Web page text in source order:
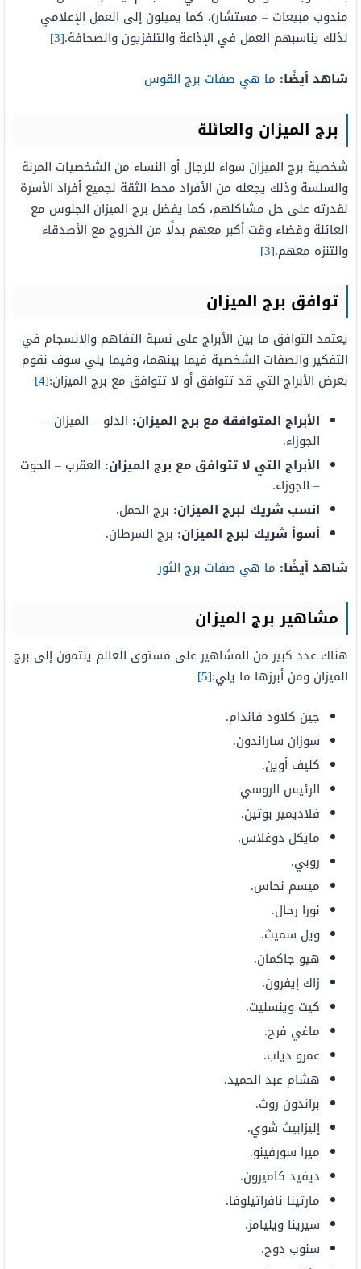
مندوب مبيعات – مستشار)، كما يميلون إلى العمل الإعلامي
لذلك يناسبهم العمل في الإذاعة والتلفزيون والصحافة.[3]
شاهد أيضًا: ما هي صفات برج القوس
برج الميزان والعائلة
شخصية برج الميزان سواء للرجال أو النساء من الشخصيات المرنة
والسلسة وذلك يجعله من الأفراد محط الثقة لجميع أفراد الأسرة
لقدرته على حل مشاكلهم، كما يفضل برج الميزان الجلوس مع
العائلة وقضاء وقت أكبر معهم بدلًا من الخروج مع الأصدقاء
والتنزه معهم.[3]
توافق برج الميزان
يعتمد التوافق ما بين الأبراج على نسبة التفاهم والانسجام في
التفكير والصفات الشخصية فيما بينهما، وفيما يلي سوف نقوم
بعرض الأبراج التي قد تتوافق أو لا تتوافق مع برج الميزان:[4]
الأبراج المتوافقة مع برج الميزان: الدلو – الميزان –
الجوزاء.
الأبراج التي لا تتوافق مع برج الميزان: العقرب – الحوت
– الجوزاء.
انسب شريك لبرج الميزان: برج الحمل.
أسوأ شريك لبرج الميزان: برج السرطان.
شاهد أيضًا: ما هي صفات برج الثور
مشاهير برج الميزان
هناك عدد كبير من المشاهير على مستوى العالم ينتمون إلى برج
الميزان ومن أبرزها ما يلي:[5]
جين كلاود فاندام.
سوزان ساراندون.
كليف أوين.
الرئيس الروسي
فلاديمير بوتين.
مايكل دوغلاس.
روبي.
ميسم نحاس.
نورا رحال.
ويل سميث.
هيو جاكمان.
زاك إيفرون.
كيت وينسليت.
ماغي فرح.
عمرو دياب.
هشام عبد الحميد.
براندون روث.
إليزابيث شوي.
ميرا سورفينو.
ديفيد كاميرون.
مارتينا نافراتيلوفا.
سيرينا ويليامز.
سنوب دوج.